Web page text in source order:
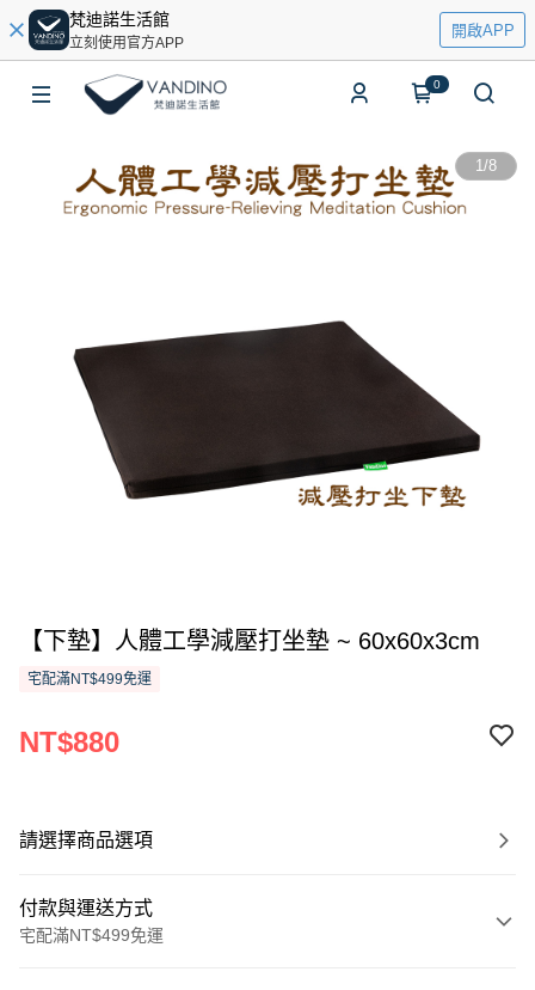
梵迪諾生活館
立刻使用官方APP
開啟APP
0
1/8
【下墊】人體工學減壓打坐墊 ~ 60x60x3cm
宅配滿NT$499免運
NT$880
請選擇商品選項
付款與運送方式
宅配滿NT$499免運